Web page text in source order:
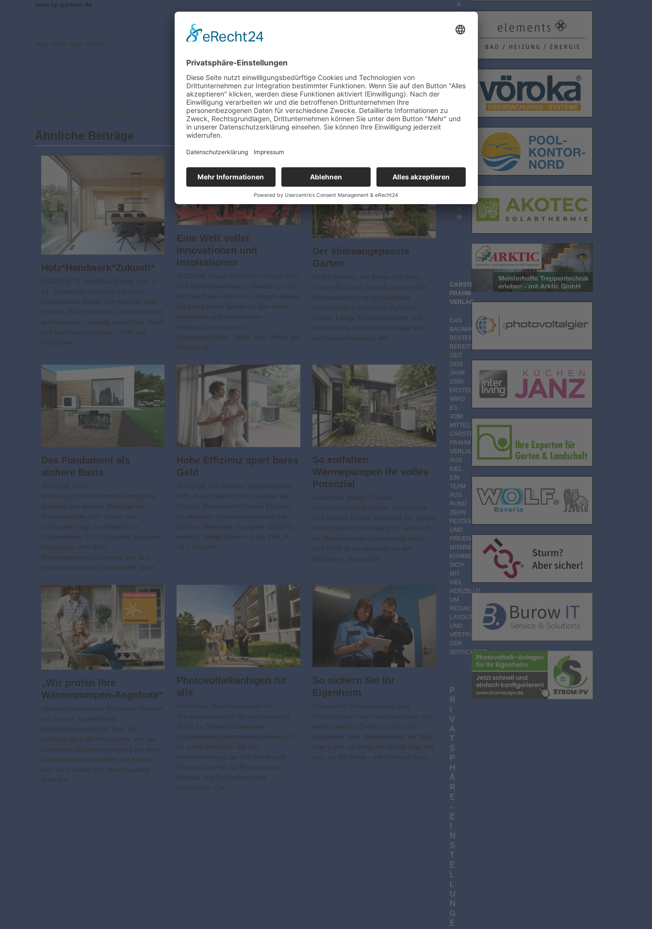
www.tgi-partner.de
Text: Ohrt; Foto: ©TGI
Ähnliche Beiträge
Holz*Handwerk*Zukunft*
ANZEIGE 71. NordBau-Messe vom 9.–
13. September erstmals mit einer
Holzbauhalle Bauen mit Holz hat viele
Vorteile. Es ist natürlich, nachwachsend,
wohngesund, vielseitig einsetzbar, stabil
und leicht vorzufertigen. Unter der
fachlichen…
Eine Welt voller
Innovationen und
Inspirationen
ANZEIGE Bauen-Wohnen-Lifestyle Info-
und Verkaufsmessen in Flensburg und
Kiel Die Bauen-Wohnen-Lifestyle-Messe
zählt seit vielen Jahren zu den meist
etablierten und beliebtesten
Verbrauchermessen in
Norddeutschland. Jedes Jahr öffnen die
Messen in…
Der klimaangepasste
Garten
Fünf Faktoren, mit denen Sie Ihren
Garten fit für die Zukunft machen Die
Klimaveränderung hat spürbare
Auswirkungen auf unser tägliches
Leben. Lange Trockenperioden und
unerbittliche Starkniederschläge sind
die Herausforderung der…
Das Fundament als
sichere Basis
ANZEIGE ACO
Wärmepumpenfundament ermöglicht
schnelle und sichere Montage der
Wärmepumpe Zum Schutz von
Gebäuden trägt das WaterTech-
Unternehmen ACO mit seiner jüngsten
Innovation, dem ACO
Wärmepumpenfundament, bei. Aus
Hochleistungsbeton hergestellt, spart…
Hohe Effizienz spart bares
Geld
ANZEIGE Luft-Wasser-Wärmepumpe
WPL-A von Stiebel Eltron punktet bei
Stiftung Warentest mit hoher Effizienz
Im aktuellen Wärmepumpentest der
Stiftung Warentest (Ausgabe 10/2025)
erreicht Stiebel Eltron mit der WPL-A
10.2 Plus HK…
So entfalten
Wärmepumpen ihr volles
Potenzial
Gutachten belegt: Flexible
Wärmepumpen entlasten Stromnetze
und senken Kosten Während der fossile
Heizungsmarkt rückläufig ist, setzt sich
die Wärmepumpe zunehmend durch.
Seit 2025 ist sie erstmals die am
häufigsten abgesetzte…
„Wir prüfen Ihre
Wärmepumpen-Angebote“
Verbraucherzentrale Schleswig-Holstein
mit neuem, kostenfreien
Beratungsangebot am Start Sie
möchten gern Ihr Heizsystem von der
bisherigen Wärmeversorgung auf eine
Wärmepumpe umstellen und haben
sich auch schon ein, zwei Angebote
erstellen…
Photovoltaik­­anlagen für
alle
Rechtliche Vereinfachungen für
Steckersolargeräte Die weltweit erste
Norm für Steckersolargeräte
(sogenannte Balkonsolarkraftwerke) ist
ab sofort erhältlich. Mit der
Veröffentlichung der DIN-Norm wird
Rechtssicherheit für Produzenten,
Händler und Endverbraucher
geschaffen. Die…
So sichern Sie Ihr
Eigenheim
Polizeiliche Verhaltenstipps plus
Empfehlungen zum mechanischen und
elektronischen Einbruchschutz Ob
Eigenheim oder Mietwohnung, ob Stadt
oder Land, ob lange im Urlaub oder nur
kurz zur Bäckerei – ein Einbruch kann…
A
K
S
T
U
M
CARSTEN
FRAHM
VERLAG
DAS
BAUMAGAZIN
BESTEHT
BEREITS
SEIT
DEM
JAHR
2000.
ERSTELLT
WIRD
ES
VOM
MITTELSTÄNDISCHEN
CARSTEN
FRAHM
VERLAG
AUS
KIEL.
EIN
TEAM
AUS
RUND
ZEHN
FESTEN
UND
FREIEN
MITARBEITERN
KÜMMERT
SICH
MIT
VIEL
HERZBLUT
UM
REDAKTION,
LAYOUT
UND
VERTRIEB
DER
ZEITSCHRIFT.
P
R
V
A
T
S
P
H
Ä
R
E
-
E
N
S
T
E
U
N
G
E